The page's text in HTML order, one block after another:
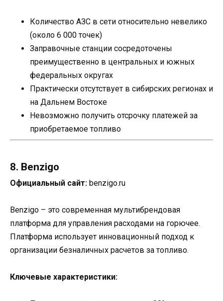
Количество АЗС в сети относительно невелико
(около 6 000 точек)
Заправочные станции сосредоточены
преимущественно в центральных и южных
федеральных округах
Практически отсутствует в сибирских регионах и
на Дальнем Востоке
Невозможно получить отсрочку платежей за
приобретаемое топливо
8. Benzigo
Официальный сайт: benzigo.ru
Benzigo – это современная мультибрендовая
платформа для управления расходами на горючее.
Платформа использует инновационный подход к
организации безналичных расчетов за топливо.
Ключевые характеристики: